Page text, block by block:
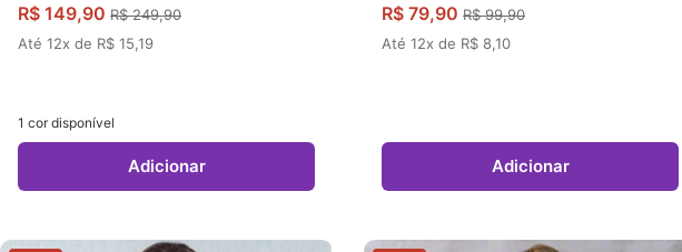
R$ 149,90 R$ 249,90
Até 12x de R$ 15,19
1 cor disponível
Adicionar
R$ 79,90 R$ 99,90
Até 12x de R$ 8,10
Adicionar